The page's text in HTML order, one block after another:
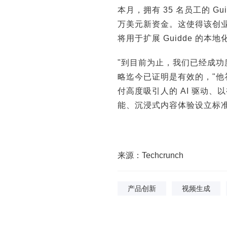
本月，拥有 35 名员工的
万美元新资金。这使得该创
将用于扩展 Guidde 的本地
"到目前为止，我们已经成
略迄今已证明是有效的，"
付高度吸引人的 AI 驱动、
能、沉浸式内容体验设立标
来源：Techcrunch
产品创新 视频生成